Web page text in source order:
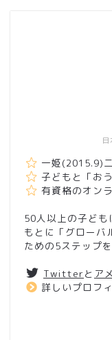
日
一姫(2015.9)
子どもと「お
有資格のオン
50人以上の子ども
もとに「グローバ
ための5ステップ
Twitter と ア
詳しいプロフ